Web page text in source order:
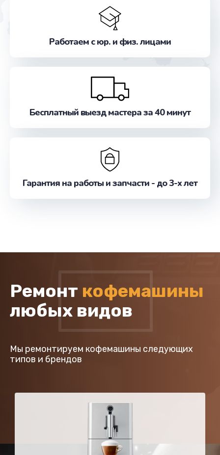
Работаем с юр. и физ. лицами
Бесплатный выезд мастера за 40 минут
Гарантия на работы и запчасти - до 3-х лет
Ремонт кофемашины
любых видов
Мы ремонтируем кофемашины следующих
типов и брендов